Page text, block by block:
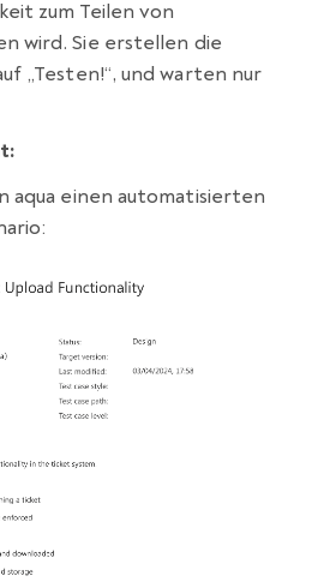
zum Teilen von
wird. Sie erstellen die
„Testen!“, und warten nur
aqua einen automatisierten